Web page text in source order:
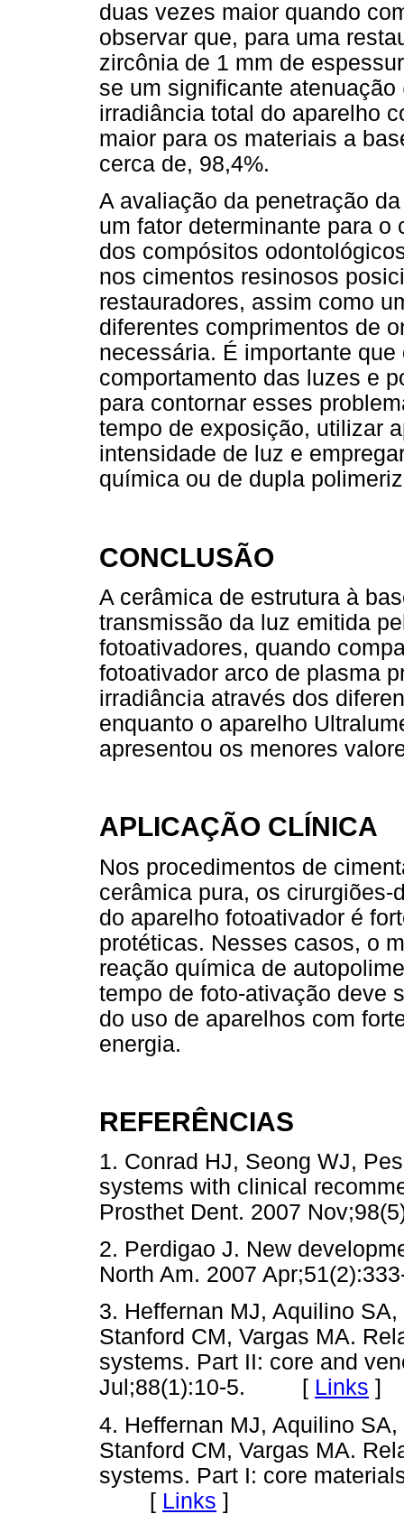
duas vezes maior quando
observar que, para uma
zircônia de 1 mm de
se um significante
irradiância total do aparelho
maior para os materiais a
cerca de, 98,4%.
A avaliação da penetração
um fator determinante para
dos compósitos
nos cimentos resinosos
restauradores, assim como
diferentes comprimentos de
necessária. É importante
comportamento das luzes e
para contornar esses
tempo de exposição, utilizar
intensidade de luz e
química ou de dupla
CONCLUSÃO
A cerâmica de estrutura à
transmissão da luz emitida
fotoativadores, quando
fotoativador arco de plasma
irradiância através dos
enquanto o aparelho
apresentou os menores
APLICAÇÃO CLÍNICA
Nos procedimentos de
cerâmica pura, os
do aparelho fotoativador é
protéticas. Nesses casos, o
reação química de
tempo de foto-ativação deve
do uso de aparelhos com
energia.
REFERÊNCIAS
1. Conrad HJ, Seong WJ,
systems with clinical
Prosthet Dent. 2007
2. Perdigao J. New
North Am. 2007
3. Heffernan MJ, Aquilino
Stanford CM, Vargas MA.
systems. Part II: core and
Jul;88(1):10-5. [ Links ]
4. Heffernan MJ, Aquilino
Stanford CM, Vargas MA.
systems. Part I: core
[ Links ]